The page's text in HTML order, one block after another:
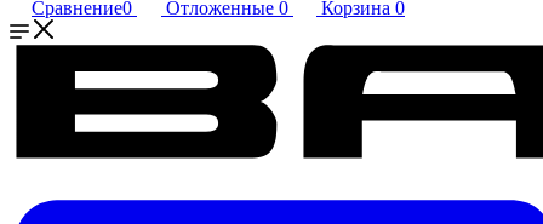
Сравнение0 Отложенные 0 Корзина 0